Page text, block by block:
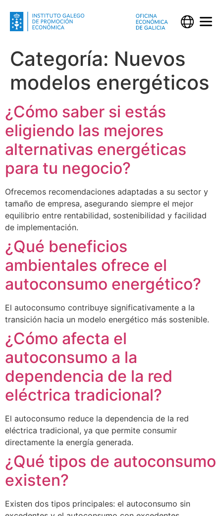
Categoría: Nuevos
modelos energéticos
¿Cómo saber si estás
eligiendo las mejores
alternativas energéticas
para tu negocio?
Ofrecemos recomendaciones adaptadas a su sector y
tamaño de empresa, asegurando siempre el mejor
equilibrio entre rentabilidad, sostenibilidad y facilidad
de implementación.
¿Qué beneficios
ambientales ofrece el
autoconsumo energético?
El autoconsumo contribuye significativamente a la
transición hacia un modelo energético más sostenible.
¿Cómo afecta el
autoconsumo a la
dependencia de la red
eléctrica tradicional?
El autoconsumo reduce la dependencia de la red
eléctrica tradicional, ya que permite consumir
directamente la energía generada.
¿Qué tipos de autoconsumo
existen?
Existen dos tipos principales: el autoconsumo sin